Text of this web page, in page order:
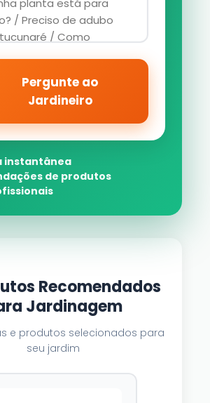
Pergunte ao
Jardineiro
instantânea
de produtos
Recomendados
Jardinagem
e produtos selecionados para
seu jardim